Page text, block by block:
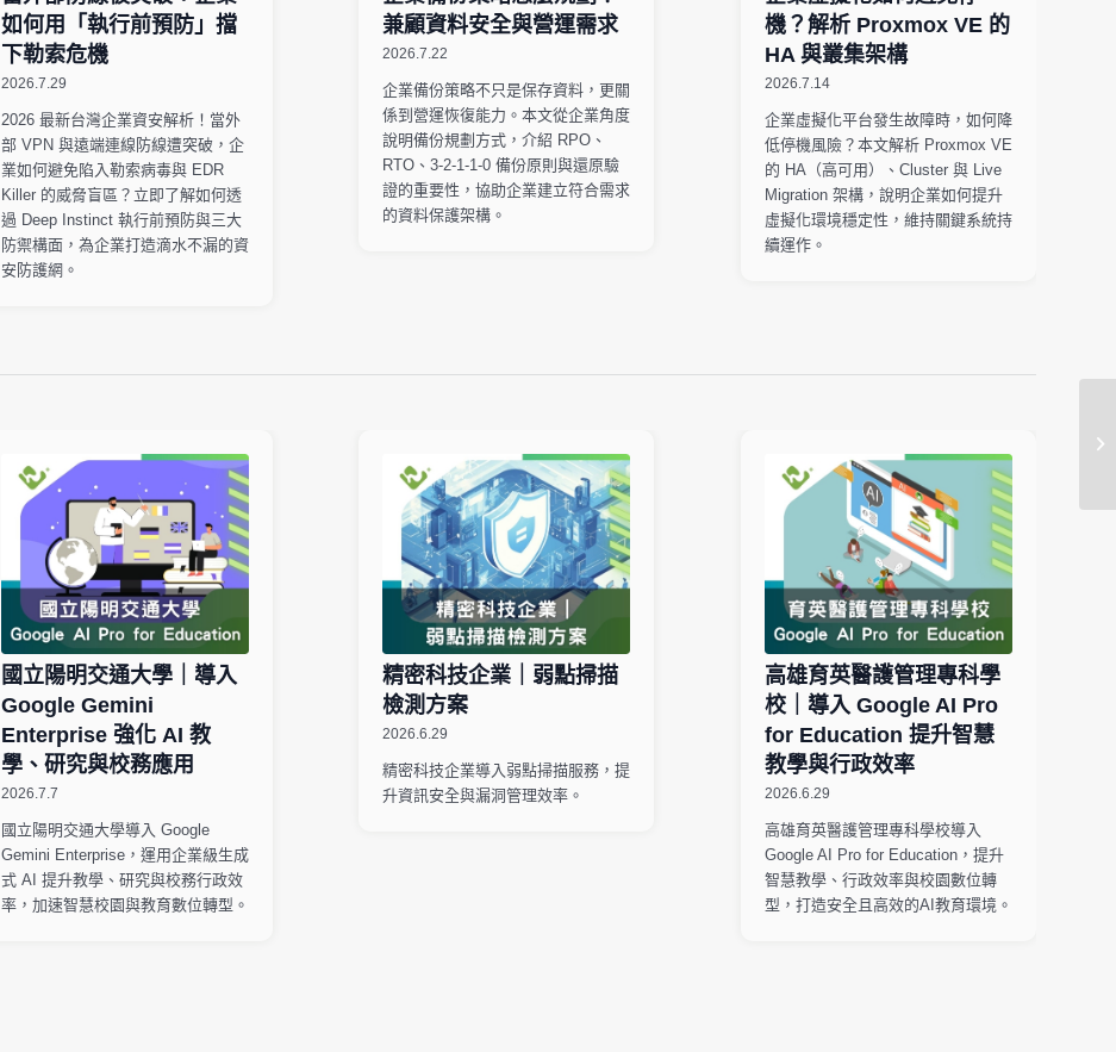
如何用「執行前預防」擋
下勒索危機
2026.7.29
2026 最新台灣企業資安解析！當外
部 VPN 與遠端連線防線遭突破，企
業如何避免陷入勒索病毒與 EDR
Killer 的威脅盲區？立即了解如何透
過 Deep Instinct 執行前預防與三大
防禦構面，為企業打造滴水不漏的資
安防護網。
兼顧資料安全與營運需求
2026.7.22
企業備份策略不只是保存資料，更關
係到營運恢復能力。本文從企業角度
說明備份規劃方式，介紹 RPO、
RTO、3-2-1-1-0 備份原則與還原驗
證的重要性，協助企業建立符合需求
的資料保護架構。
機？解析 Proxmox VE 的
HA 與叢集架構
2026.7.14
企業虛擬化平台發生故障時，如何降
低停機風險？本文解析 Proxmox VE
的 HA（高可用）、Cluster 與 Live
Migration 架構，說明企業如何提升
虛擬化環境穩定性，維持關鍵系統持
續運作。
國立陽明交通大學｜導入
Google Gemini
Enterprise 強化 AI 教
學、研究與校務應用
2026.7.7
國立陽明交通大學導入 Google
Gemini Enterprise，運用企業級生成
式 AI 提升教學、研究與校務行政效
率，加速智慧校園與教育數位轉型。
精密科技企業｜弱點掃描
檢測方案
2026.6.29
精密科技企業導入弱點掃描服務，提
升資訊安全與漏洞管理效率。
高雄育英醫護管理專科學
校｜導入 Google AI Pro
for Education 提升智慧
教學與行政效率
2026.6.29
高雄育英醫護管理專科學校導入
Google AI Pro for Education，提升
智慧教學、行政效率與校園數位轉
型，打造安全且高效的AI教育環境。